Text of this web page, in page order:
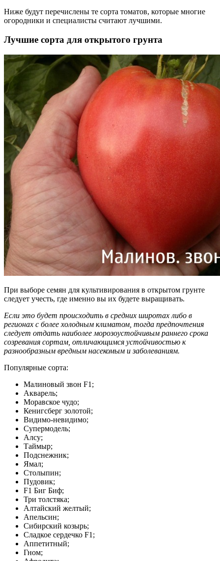
Ниже будут перечислены те сорта томатов, которые многие
огородники и специалисты считают лучшими.
Лучшие сорта для открытого грунта
При выборе семян для культивирования в открытом грунте
следует учесть, где именно вы их будете выращивать.
Если это будет происходить в средних широтах либо в
регионах с более холодным климатом, тогда предпочтения
следует отдать наиболее морозоустойчивым раннего срока
созревания сортам, отличающимся устойчивостью к
разнообразным вредным насекомым и заболеваниям.
Популярные сорта:
Малиновый звон F1;
Акварель;
Моравское чудо;
Кенигсберг золотой;
Видимо-невидимо;
Супермодель;
Алсу;
Таймыр;
Подснежник;
Ямал;
Столыпин;
Пудовик;
F1 Биг Биф;
Три толстяка;
Алтайский желтый;
Апельсин;
Сибирский козырь;
Сладкое сердечко F1;
Аппетитный;
Гном;